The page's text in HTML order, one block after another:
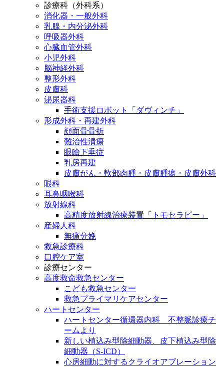
診療科（外科系）
消化器・一般外科
乳腺・内分泌外科
呼吸器外科
心臓血管外科
小児外科
脳神経外科
整形外科
皮膚科
泌尿器科
手術支援ロボット「ダヴィンチ」
形成外科・再建外科
顔面骨骨折
難治性潰瘍
眼瞼下垂症
乳房再建
皮膚がん・軟部肉腫・皮膚腫瘍・皮膚外科
眼科
耳鼻咽喉科
放射線科
高精度放射線治療装置「トモセラピー」
産婦人科
無痛分娩
救急診療科
口腔ケア室
診療センター
高度救命救急センター
こども救急センター
救急プライマリケアセンター
ハートセンター
ハートセンター循環器内科 不整脈診療チ
ームより
新しい植込み型除細動器、皮下植込み型除
細動器（S-ICD）
心房細動に対するクライオアブレーション